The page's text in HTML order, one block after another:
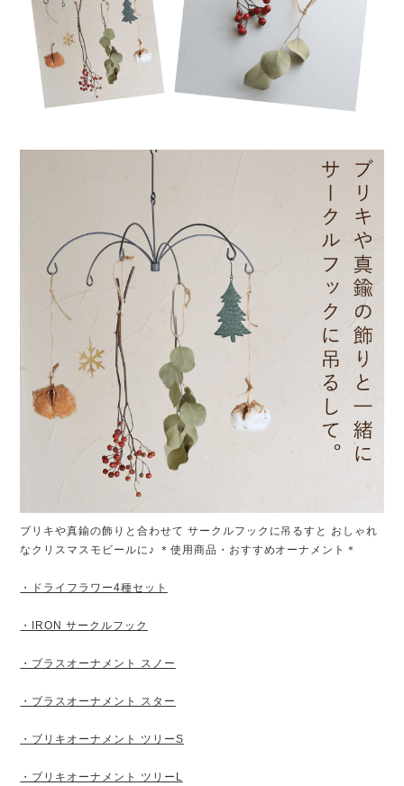
ブリキや真鍮の飾りと合わせて サークルフックに吊るすと おしゃれ
なクリスマスモビールに♪ ＊使用商品・おすすめオーナメント＊
・ドライフラワー4種セット
・IRON サークルフック
・ブラスオーナメント スノー
・ブラスオーナメント スター
・ブリキオーナメント ツリーS
・ブリキオーナメント ツリーL